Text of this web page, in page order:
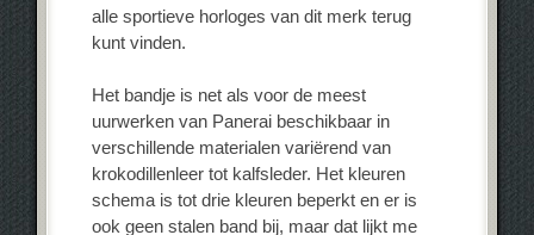
alle sportieve horloges van dit merk terug
kunt vinden.
Het bandje is net als voor de meest
uurwerken van Panerai beschikbaar in
verschillende materialen variërend van
krokodillenleer tot kalfsleder. Het kleuren
schema is tot drie kleuren beperkt en er is
ook geen stalen band bij, maar dat lijkt me